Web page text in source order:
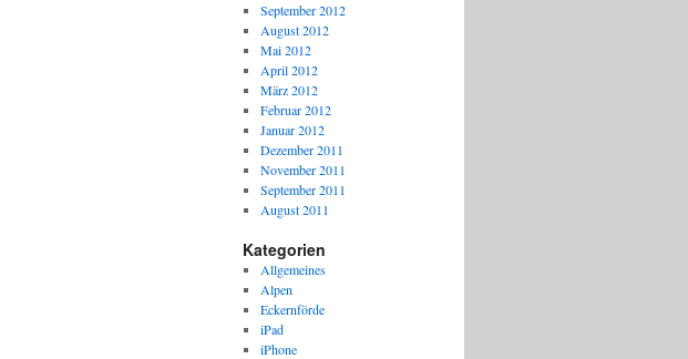
September 2012
August 2012
Mai 2012
April 2012
März 2012
Februar 2012
Januar 2012
Dezember 2011
November 2011
September 2011
August 2011
Kategorien
Allgemeines
Alpen
Eckernförde
iPad
iPhone